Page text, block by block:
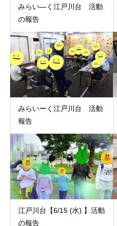
みらい―く江戸川台 活動
の報告
みらいーく江戸川台 活動
報告
江戸川台【6/15 (水) 】活動
の報告